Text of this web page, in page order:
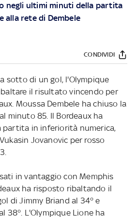
negli ultimi minuti della partita
alla rete di Dembele
CONDIVIDI
sotto di un gol, l'Olympique
il risultato vincendo per
Moussa Dembele ha chiuso la
minuto 85. Il Bordeaux ha
in inferiorità numerica,
Jovanovic per rosso
in vantaggio con Memphis
ha risposto ribaltando il
di Jimmy Briand al 34° e
38°. L'Olympique Lione ha